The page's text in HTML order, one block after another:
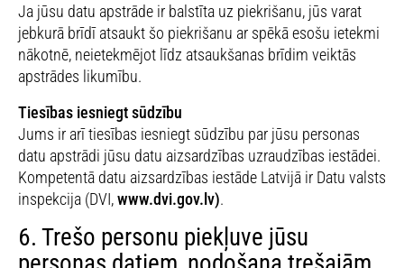
Ja jūsu datu apstrāde ir balstīta uz piekrišanu, jūs varat
jebkurā brīdī atsaukt šo piekrišanu ar spēkā esošu ietekmi
nākotnē, neietekmējot līdz atsaukšanas brīdim veiktās
apstrādes likumību.
Tiesības iesniegt sūdzību
Jums ir arī tiesības iesniegt sūdzību par jūsu personas
datu apstrādi jūsu datu aizsardzības uzraudzības iestādei.
Kompetentā datu aizsardzības iestāde Latvijā ir Datu valsts
inspekcija (DVI,www.dvi.gov.lv).
6. Trešo personu piekļuve jūsu